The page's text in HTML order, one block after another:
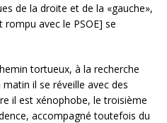
de la droite et de la «gauche»,
avec le PSOE] se
tortueux, à la recherche
il se réveille avec des
il est xénophobe, le troisième
accompagné toutefois du